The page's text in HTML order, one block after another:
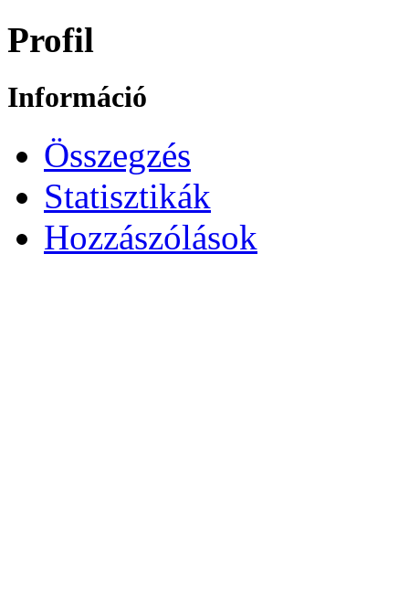
Profil
Információ
Összegzés
Statisztikák
Hozzászólások